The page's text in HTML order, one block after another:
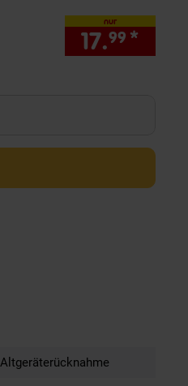
nur
17.99 *
Altgeräterücknahme